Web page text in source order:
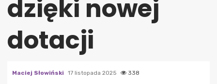
dzięki nowej
dotacji
Maciej Słowiński 17 listopada 2025 338